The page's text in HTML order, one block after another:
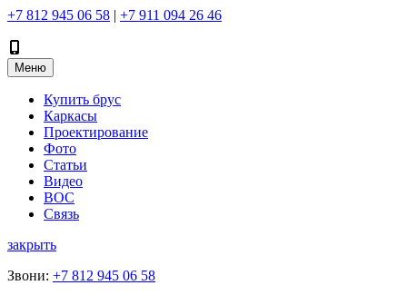
+7 812 945 06 58 | +7 911 094 26 46
Меню
Купить брус
Каркасы
Проектирование
Фото
Статьи
Видео
ВОС
Связь
закрыть
Звони: +7 812 945 06 58